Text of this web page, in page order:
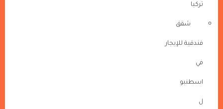
تركيا
شقق
فندقية للإيجار
في
اسطنبو
ل